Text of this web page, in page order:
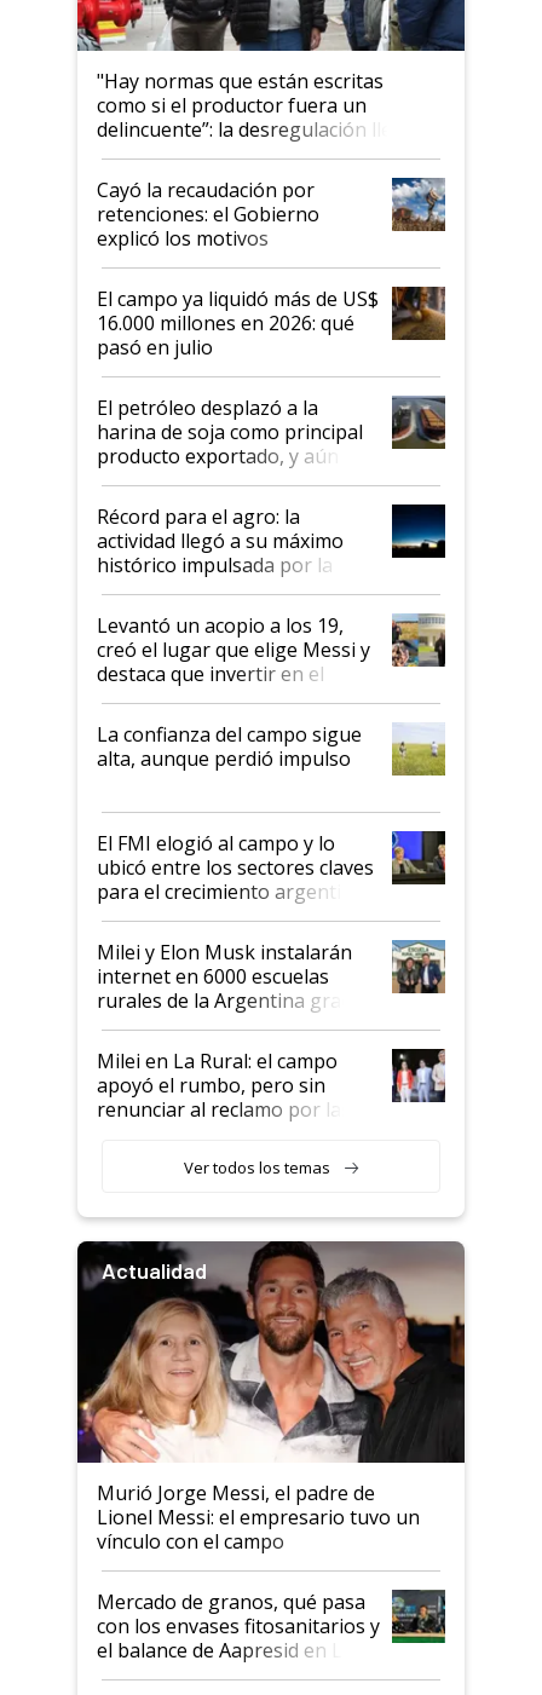
"Hay normas que están escritas
como si el productor fuera un
delincuente”: la desregulación llegó
al Congreso Aapresid y hasta se
habló del financiamiento al IPCVA
Cayó la recaudación por
retenciones: el Gobierno
explicó los motivos
El campo ya liquidó más de US$
16.000 millones en 2026: qué
pasó en julio
El petróleo desplazó a la
harina de soja como principal
producto exportado, y aún así
el agro aportó casi seis de cada
diez dólares y sostuvo el
liderazgo en un semestre
récord
Récord para el agro: la
actividad llegó a su máximo
histórico impulsada por la
cosecha y las exportaciones
Levantó un acopio a los 19,
creó el lugar que elige Messi y
destaca que invertir en el
kirchnerismo era como "darle
plata a un hijo para droga":
Juan Félix Rossetti, el libertario
que de una dura crisis salió
de Milei
La confianza del campo sigue
alta, aunque perdió impulso
El FMI elogió al campo y lo
ubicó entre los sectores claves
para el crecimiento argentino
Milei y Elon Musk instalarán
internet en 6000 escuelas
rurales de la Argentina gracias
a un acuerdo con Starlink
Milei en La Rural: el campo
apoyó el rumbo, pero sin
renunciar al reclamo por las
Ver todos los temas
Actualidad
Murió Jorge Messi, el padre de
Lionel Messi: el empresario tuvo un
vínculo con el campo
Mercado de granos, qué pasa
con los envases fitosanitarios y
el balance de Aapresid en La
Posta